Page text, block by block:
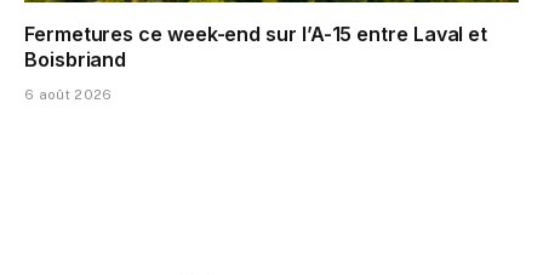
Fermetures ce week-end sur l’A-15 entre Laval et
Boisbriand
6 août 2026